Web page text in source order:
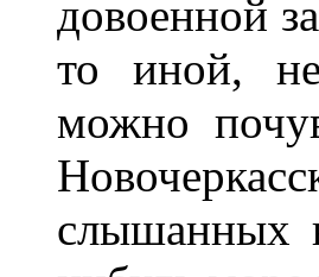
довоенной
то иной,
можно
слышанных